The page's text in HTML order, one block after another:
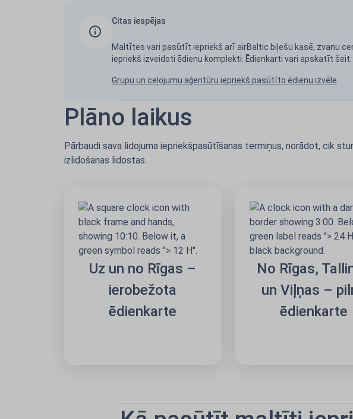
Citas iespējas
Maltītes vari pasūtīt iepriekš arī airBaltic biļešu kasē, zvanu
iepriekš izveidoti ēdienu komplekti. Ēdienkarti vari apskatīt šeit.
Grupu un ceļojumu aģentūru iepriekš pasūtīto ēdienu izvēle
Plāno laikus
Pārbaudi sava lidojuma iepriekšpasūtīšanas termiņus, norādot, cik
izlidošanas lidostas.
Uz un no Rīgas –
ierobežota
ēdienkarte
No Rīgas,
un Viļņas –
ēdienkarte